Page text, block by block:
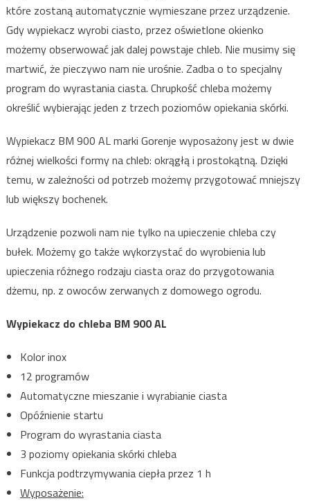
które zostaną automatycznie wymieszane przez urządzenie.
Gdy wypiekacz wyrobi ciasto, przez oświetlone okienko
możemy obserwować jak dalej powstaje chleb. Nie musimy się
martwić, że pieczywo nam nie urośnie. Zadba o to specjalny
program do wyrastania ciasta. Chrupkość chleba możemy
określić wybierając jeden z trzech poziomów opiekania skórki.
Wypiekacz BM 900 AL marki Gorenje wyposażony jest w dwie
różnej wielkości formy na chleb: okrągłą i prostokątną. Dzięki
temu, w zależności od potrzeb możemy przygotować mniejszy
lub większy bochenek.
Urządzenie pozwoli nam nie tylko na upieczenie chleba czy
bułek. Możemy go także wykorzystać do wyrobienia lub
upieczenia różnego rodzaju ciasta oraz do przygotowania
dżemu, np. z owoców zerwanych z domowego ogrodu.
Wypiekacz do chleba BM 900 AL
Kolor inox
12 programów
Automatyczne mieszanie i wyrabianie ciasta
Opóźnienie startu
Program do wyrastania ciasta
3 poziomy opiekania skórki chleba
Funkcja podtrzymywania ciepła przez 1 h
Wyposażenie: